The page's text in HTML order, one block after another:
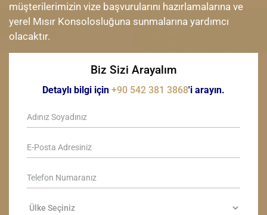
müşterilerimizin vize başvurularını hazırlamalarına ve
yerel Mısır Konsolosluğuna sunmalarına yardımcı
olacaktır.
Biz Sizi Arayalım
Detaylı bilgi için +90 542 381 3868'i arayın.